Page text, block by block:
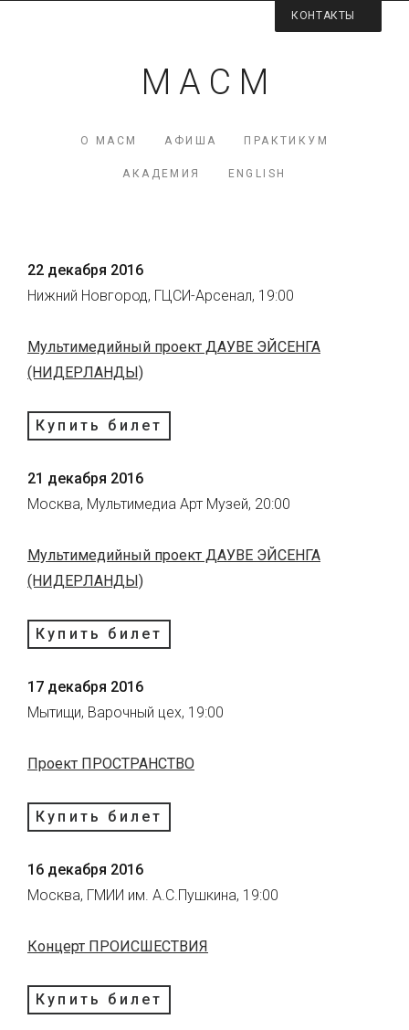
КОНТАКТЫ
М А С М
О МАСМ АФИША ПРАКТИКУМ
АКАДЕМИЯ ENGLISH
22 декабря 2016
Нижний Новгород, ГЦСИ-Арсенал, 19:00
Мультимедийный проект ДАУВЕ ЭЙСЕНГА
(НИДЕРЛАНДЫ)
Купить билет
21 декабря 2016
Москва, Мультимедиа Арт Музей, 20:00
Мультимедийный проект ДАУВЕ ЭЙСЕНГА
(НИДЕРЛАНДЫ)
Купить билет
17 декабря 2016
Мытищи, Варочный цех, 19:00
Проект ПРОСТРАНСТВО
Купить билет
16 декабря 2016
Москва, ГМИИ им. А.С.Пушкина, 19:00
Концерт ПРОИСШЕСТВИЯ
Купить билет